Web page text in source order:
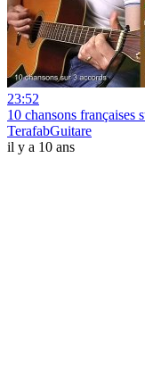
23:52
10 chansons
TerafabGuitare
il y a 10 ans